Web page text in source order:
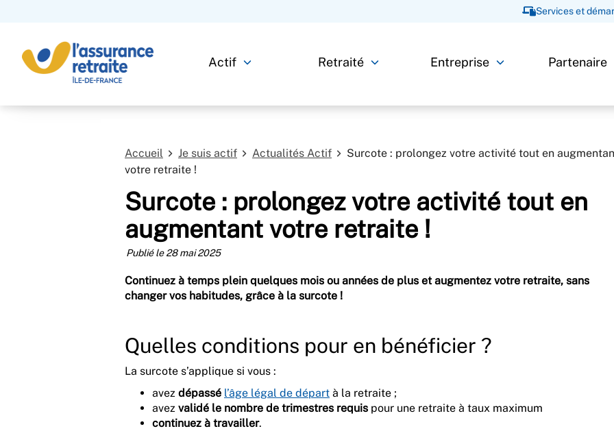
Services et
Actif Retraité Entreprise Partenaire
Accueil Je suis actif Actualités Actif
Surcote : prolongez votre activité tout en
votre retraite !
Surcote : prolongez votre activité tout en
augmentant votre retraite !
Publié le 28 mai 2025
Continuez à temps plein quelques mois ou années de plus et augmentez votre retraite, sans
changer vos habitudes, grâce à la surcote !
Quelles conditions pour en bénéficier ?
La surcote s’applique si vous :
avez dépassé l’âge légal de départ à la retraite ;
avez validé le nombre de trimestres requis pour une retraite à taux maximum
continuez à travailler.